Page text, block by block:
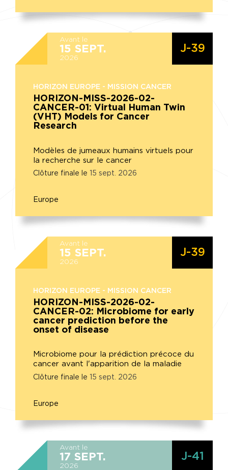
Avant le
15 SEPT.
2026
J-39
HORIZON EUROPE - MISSION CANCER
HORIZON-MISS-2026-02-
CANCER-01: Virtual Human Twin
(VHT) Models for Cancer
Research
Modèles de jumeaux humains virtuels pour
la recherche sur le cancer
Clôture finale le 15 sept. 2026
Europe
Avant le
15 SEPT.
2026
J-39
HORIZON EUROPE - MISSION CANCER
HORIZON-MISS-2026-02-
CANCER-02: Microbiome for early
cancer prediction before the
onset of disease
Microbiome pour la prédiction précoce du
cancer avant l'apparition de la maladie
Clôture finale le 15 sept. 2026
Europe
Avant le
17 SEPT.
2026
J-41